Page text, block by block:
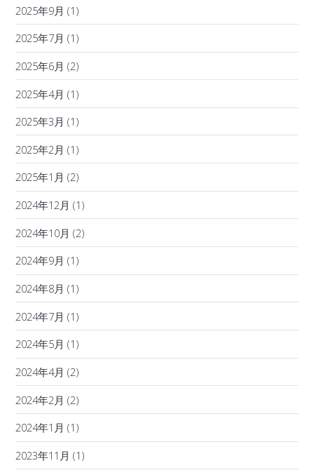
2025年9月 (1)
2025年7月 (1)
2025年6月 (2)
2025年4月 (1)
2025年3月 (1)
2025年2月 (1)
2025年1月 (2)
2024年12月 (1)
2024年10月 (2)
2024年9月 (1)
2024年8月 (1)
2024年7月 (1)
2024年5月 (1)
2024年4月 (2)
2024年2月 (2)
2024年1月 (1)
2023年11月 (1)